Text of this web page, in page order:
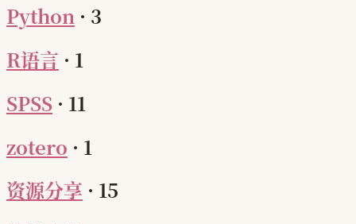
Python · 3
R语言 · 1
SPSS · 11
zotero · 1
资源分享 · 15